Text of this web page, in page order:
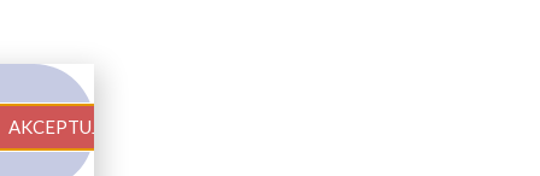
AKCEPTUJ